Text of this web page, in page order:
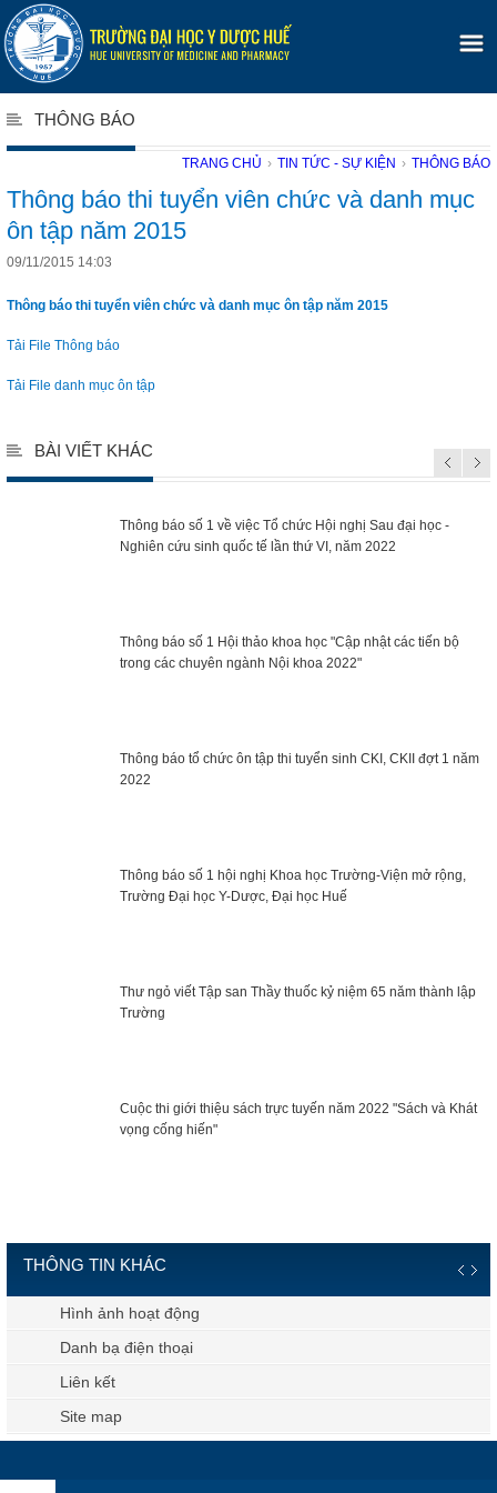
THÔNG BÁO
TRANG CHỦ › TIN TỨC - SỰ KIỆN › THÔNG BÁO
Thông báo thi tuyển viên chức và danh mục
ôn tập năm 2015
09/11/2015 14:03
Thông báo thi tuyển viên chức và danh mục ôn tập năm 2015
Tải File Thông báo
Tải File danh mục ôn tập
BÀI VIẾT KHÁC
Thông báo số 1 về việc Tổ chức Hội nghị Sau đại học -
Nghiên cứu sinh quốc tế lần thứ VI, năm 2022
Thông báo số 1 Hội thảo khoa học "Cập nhật các tiến bộ
trong các chuyên ngành Nội khoa 2022"
Thông báo tổ chức ôn tập thi tuyển sinh CKI, CKII đợt 1 năm
2022
Thông báo số 1 hội nghị Khoa học Trường-Viện mở rộng,
Trường Đại học Y-Dược, Đại học Huế
Thư ngỏ viết Tập san Thầy thuốc kỷ niệm 65 năm thành lập
Trường
Cuộc thi giới thiệu sách trực tuyến năm 2022 "Sách và Khát
vọng cống hiến"
THÔNG TIN KHÁC
Hình ảnh hoạt động
Danh bạ điện thoại
Liên kết
Site map